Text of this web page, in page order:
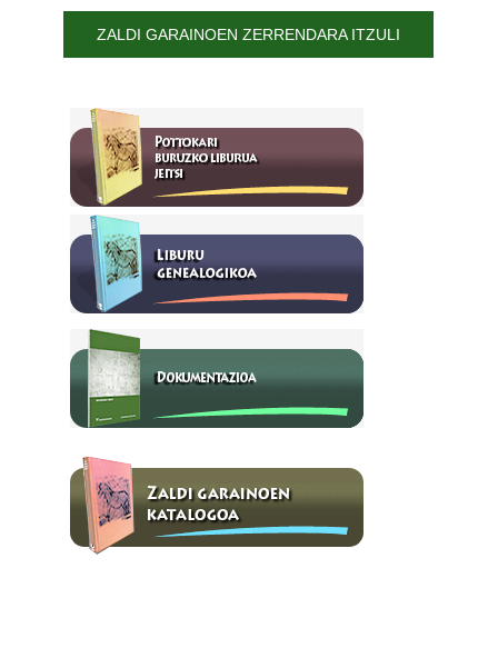
ZALDI GARAINOEN ZERRENDARA ITZULI